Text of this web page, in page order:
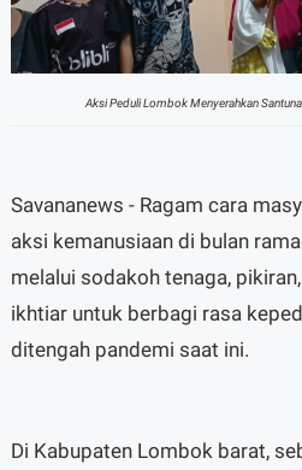
Aksi Peduli Lombok Menyerahkan
Savananews - Ragam cara
aksi kemanusiaan di bulan
melalui sodakoh tenaga,
ikhtiar untuk berbagi rasa
ditengah pandemi saat ini.
Di Kabupaten Lombok barat,